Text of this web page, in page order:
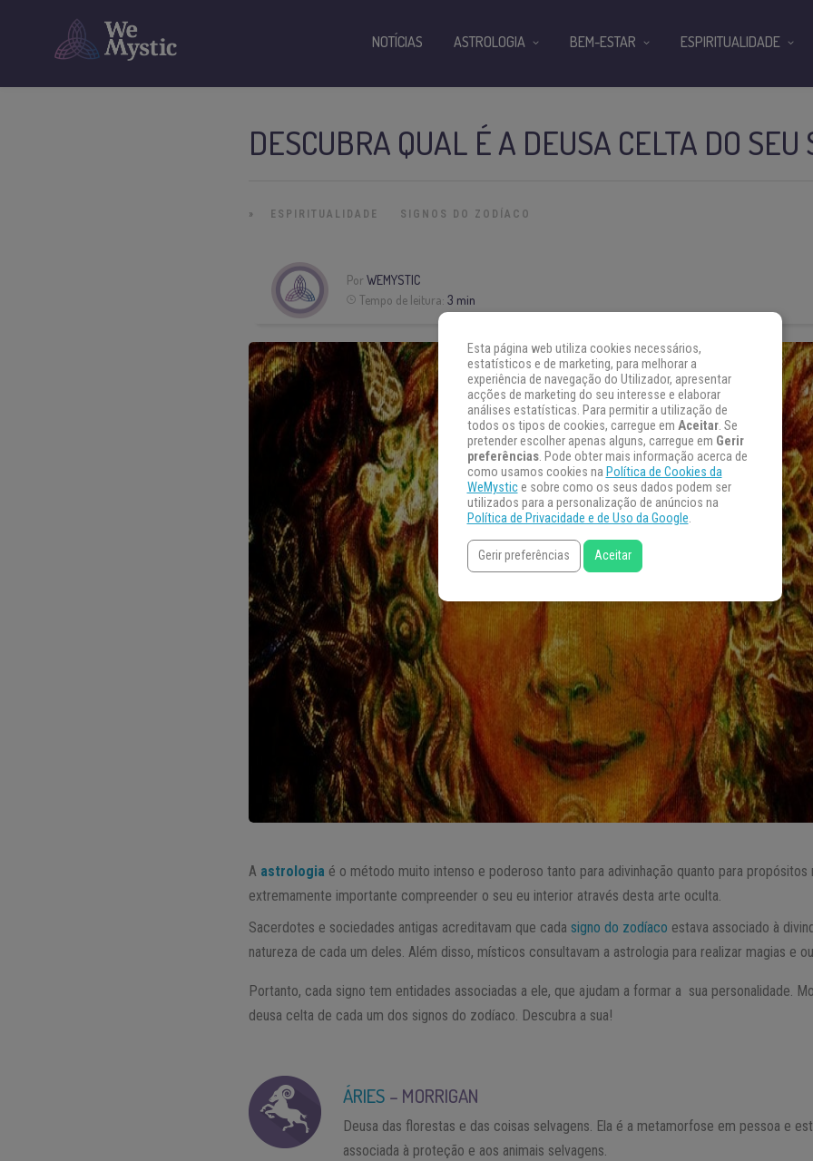
DESCUBRA QUAL É A DEUSA CELTA DO SEU
» ESPIRITUALIDADE SIGNOS DO ZODÍACO
PorWEMYSTIC
Tempo de leitura:3 min
A astrologia é o método muito intenso e poderoso tanto para adivinhação quanto para propósitos
extremamente importante compreender o seu eu interior através desta arte oculta.
Sacerdotes e sociedades antigas acreditavam que cadasigno do zodíaco estava associado à
natureza de cada um deles. Além disso, místicos consultavam a astrologia para realizar magias e
Portanto, cada signo tem entidades associadas a ele, que ajudam a formar a sua personalidade.
deusa celta de cada um dos signos do zodíaco. Descubra a sua!
ÁRIES – MORRIGAN
Deusa das florestas e das coisas selvagens. Ela é a metamorfose em pessoa e
associada à proteção e aos animais selvagens.
NOTÍCIAS ASTROLOGIA BEM-ESTAR ESPIRITUALIDADE
Esta página web utiliza cookies necessários,
estatísticos e de marketing, para melhorar a
experiência de navegação do Utilizador, apresentar
acções de marketing do seu interesse e elaborar
análises estatísticas. Para permitir a utilização de
todos os tipos de cookies, carregue em Aceitar. Se
pretender escolher apenas alguns, carregue em Gerir
preferências. Pode obter mais informação acerca de
como usamos cookies na Política de Cookies da
WeMystice sobre como os seus dados podem ser
utilizados para a personalização de anúncios na
Política de Privacidade e de Uso da Google.
Gerir preferências Aceitar